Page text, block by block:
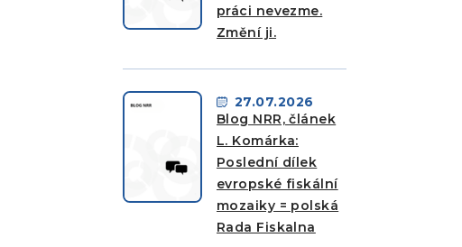
práci nevezme.
Změní ji.
27.07.2026
Blog NRR, článek
L. Komárka:
Poslední dílek
evropské fiskální
mozaiky = polská
Rada Fiskalna